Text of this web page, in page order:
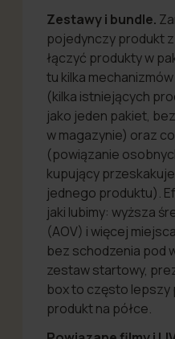
Zestawy i bundle.
pojedynczy produkt
łączyć produkty w
tu kilka
(kilka istniejących
jako jeden pakiet,
w magazynie) oraz
(powiązanie
kupujący
jednego produktu).
jaki lubimy: wyższa
(AOV) i więcej
bez schodzenia pod
zestaw startowy,
box to często lepszy
produkt na półce.